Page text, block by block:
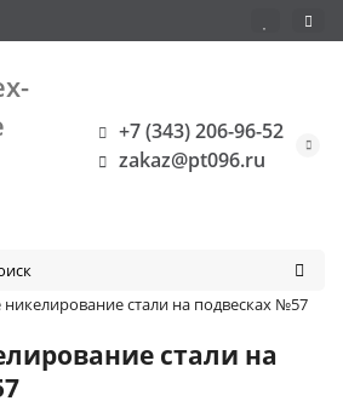
+7 (343) 206-96-52
zakaz@pt096.ru
стали на подвесках №57
стали на